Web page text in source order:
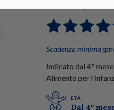
Scadenza minima
Indicato dal 4°
Alimento per
ETÀ
Dal 4°